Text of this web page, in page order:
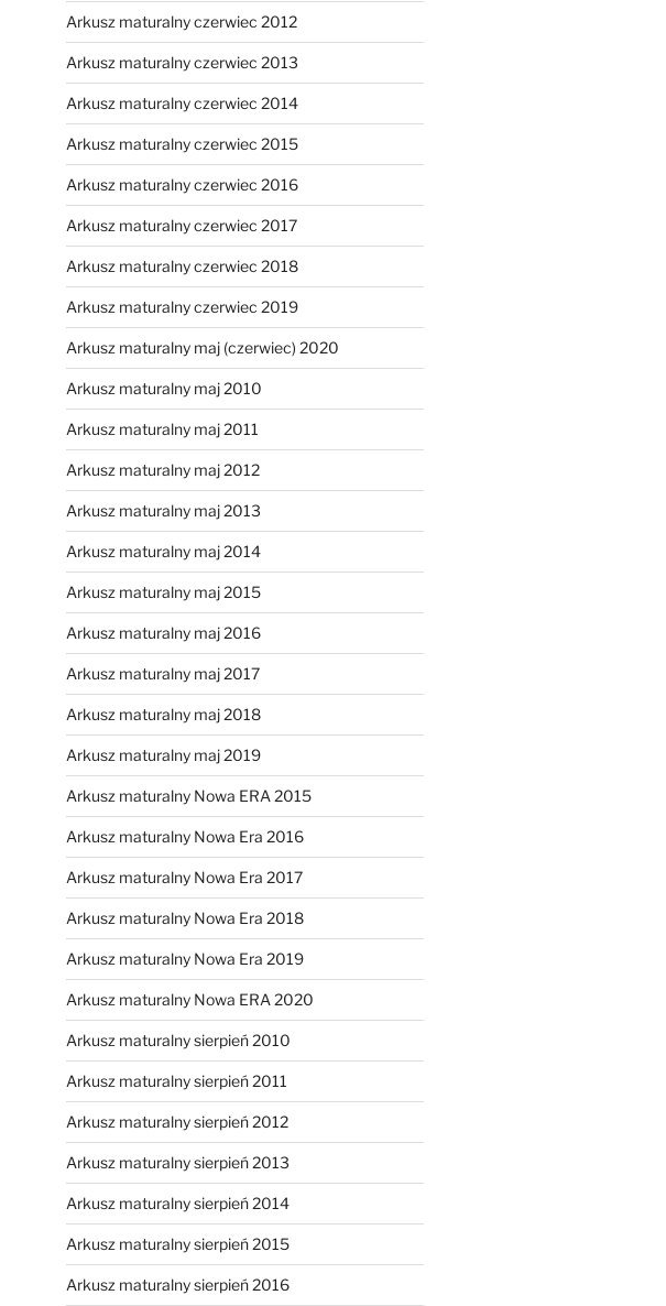
Arkusz maturalny czerwiec 2012
Arkusz maturalny czerwiec 2013
Arkusz maturalny czerwiec 2014
Arkusz maturalny czerwiec 2015
Arkusz maturalny czerwiec 2016
Arkusz maturalny czerwiec 2017
Arkusz maturalny czerwiec 2018
Arkusz maturalny czerwiec 2019
Arkusz maturalny maj (czerwiec) 2020
Arkusz maturalny maj 2010
Arkusz maturalny maj 2011
Arkusz maturalny maj 2012
Arkusz maturalny maj 2013
Arkusz maturalny maj 2014
Arkusz maturalny maj 2015
Arkusz maturalny maj 2016
Arkusz maturalny maj 2017
Arkusz maturalny maj 2018
Arkusz maturalny maj 2019
Arkusz maturalny Nowa ERA 2015
Arkusz maturalny Nowa Era 2016
Arkusz maturalny Nowa Era 2017
Arkusz maturalny Nowa Era 2018
Arkusz maturalny Nowa Era 2019
Arkusz maturalny Nowa ERA 2020
Arkusz maturalny sierpień 2010
Arkusz maturalny sierpień 2011
Arkusz maturalny sierpień 2012
Arkusz maturalny sierpień 2013
Arkusz maturalny sierpień 2014
Arkusz maturalny sierpień 2015
Arkusz maturalny sierpień 2016